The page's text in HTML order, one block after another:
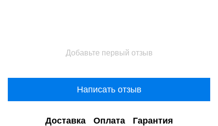
Добавьте первый отзыв
Написать отзыв
Доставка Оплата Гарантия